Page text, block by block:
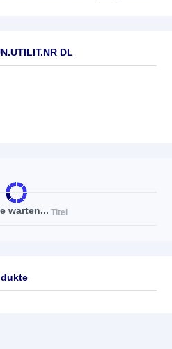
DL
warten... Titel